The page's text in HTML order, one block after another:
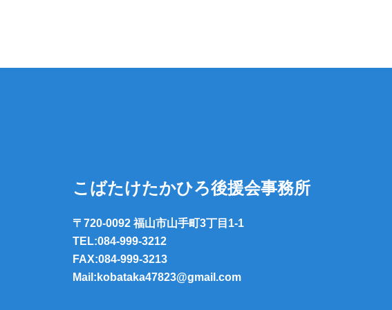
こばたけたかひろ後援会事務所
〒720-0092 福山市山手町3丁目1-1
TEL:084-999-3212
FAX:084-999-3213
Mail:kobataka47823@gmail.com